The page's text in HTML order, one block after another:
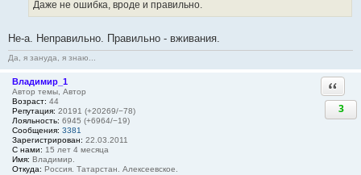
Даже не ошибка, вроде и правильно.
Не-а. Неправильно. Правильно - вживания.
Да, я зануда, я знаю...
Владимир_1
Автор темы, Автор
Возраст: 44
Репутация: 20191 (+20269/−78)
Лояльность: 6945 (+6964/−19)
Сообщения: 3381
Зарегистрирован: 22.03.2011
С нами: 15 лет 4 месяца
Имя: Владимир.
Откуда: Россия. Татарстан. Алексеевское.
3